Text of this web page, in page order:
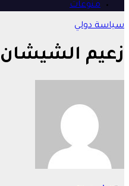
منوعات
سياسةدولي
زعيم